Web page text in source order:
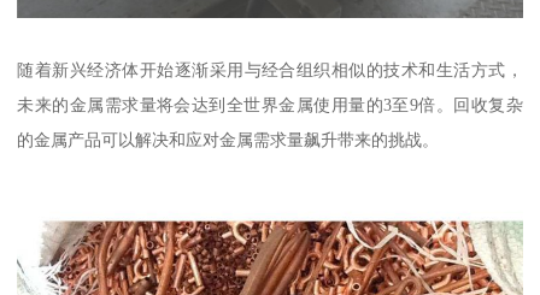
随着新兴经济体开始逐渐采用与经合组织相似的技术和生活方式，
未来的金属需求量将会达到全世界金属使用量的3至9倍。回收复杂
的金属产品可以解决和应对金属需求量飙升带来的挑战。